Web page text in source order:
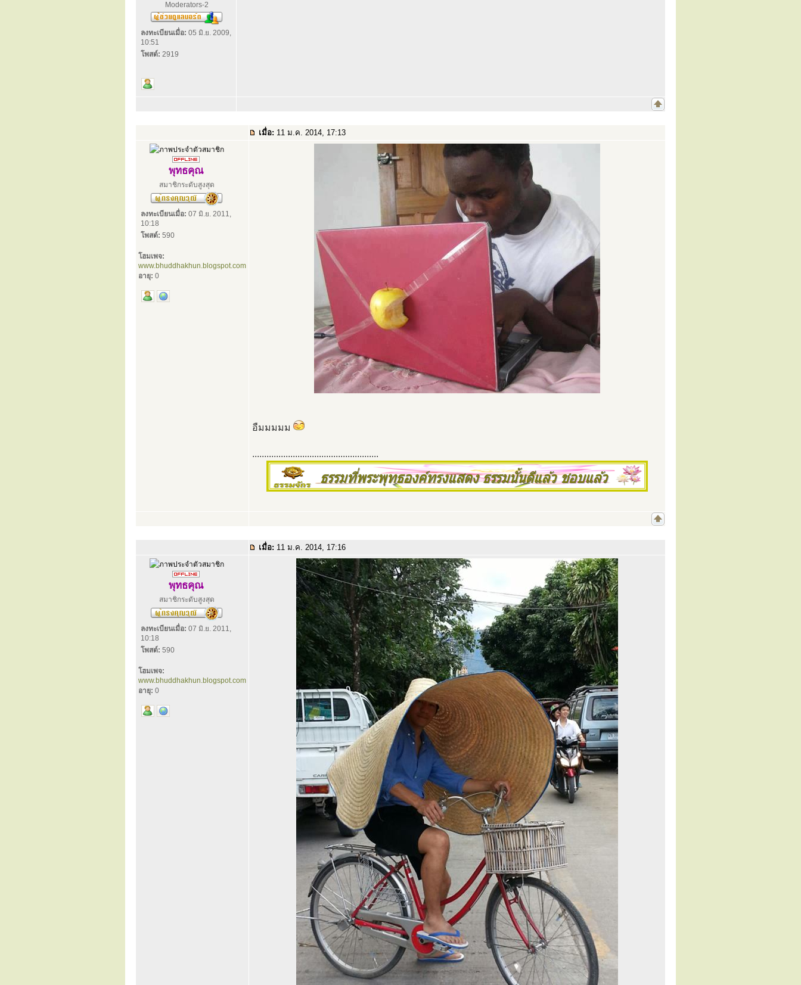
Moderators-2
ลงทะเบียนเมื่อ: 05 มิ.ย. 2009,
10:51
โพสต์: 2919
เมื่อ: 11 ม.ค. 2014, 17:13
พุทธคุณ
สมาชิกระดับสูงสุด
ลงทะเบียนเมื่อ: 07 มิ.ย. 2011,
10:18
โพสต์: 590
โฮมเพจ:
www.bhuddhakhun.blogspot.com
อายุ: 0
อืมมมมม
.....................................................
เมื่อ: 11 ม.ค. 2014, 17:16
พุทธคุณ
สมาชิกระดับสูงสุด
ลงทะเบียนเมื่อ: 07 มิ.ย. 2011,
10:18
โพสต์: 590
โฮมเพจ:
www.bhuddhakhun.blogspot.com
อายุ: 0